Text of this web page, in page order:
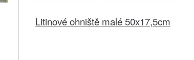
Litinové ohniště malé 50x17,5cm